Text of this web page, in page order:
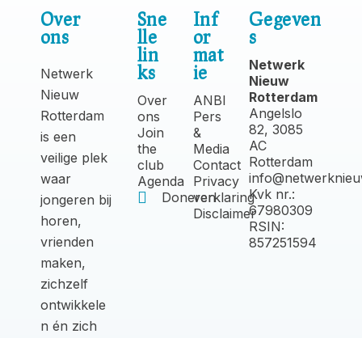
Over
ons
Netwerk
Nieuw
Rotterdam
is een
veilige plek
waar
jongeren bij
horen,
vrienden
maken,
zichzelf
ontwikkele
n én zich
Sne
lle
lin
ks
Over
ons
Join
the
club
Agenda
Doneren
Inf
or
mat
ie
ANBI
Pers
&
Media
Contact
Privacy
verklaring
Disclaimer
Gegeven
s
Netwerk
Nieuw
Rotterdam
Angelslo
82, 3085
AC
Rotterdam
Kvk nr.:
67980309
RSIN:
857251594